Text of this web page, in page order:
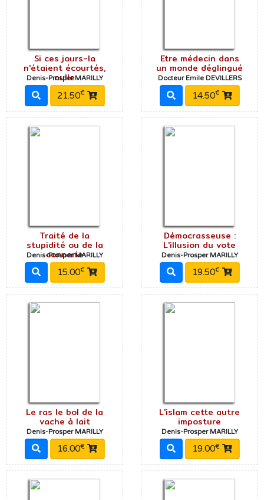
Si ces jours-la
n'étaient écourtés,
nulle
Denis-Prosper MARILLY
21.50€
Etre médecin dans
un monde déglingué
Docteur Emile DEVILLERS
14.50€
Traité de la
stupidité ou de la
connerie
Denis-Prosper MARILLY
15.00€
Démocrasseuse :
L'illusion du vote
Denis-Prosper MARILLY
19.50€
Le ras le bol de la
vache à lait
Denis-Prosper MARILLY
16.00€
L'islam cette autre
imposture
Denis-Prosper MARILLY
19.00€